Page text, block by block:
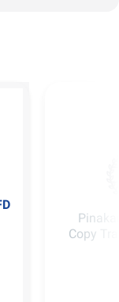
Copy